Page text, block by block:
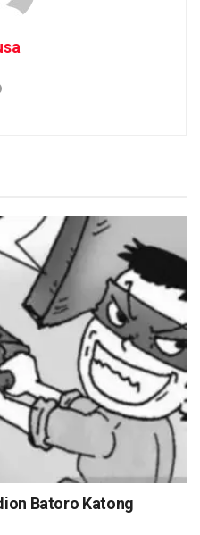
Batoro Katong